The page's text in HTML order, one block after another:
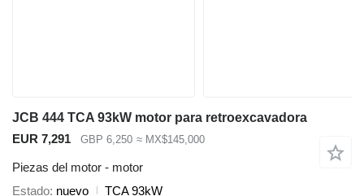
JCB 444 TCA 93kW motor para retroexcavadora
EUR 7,291
GBP 6,250 ≈ MX$145,000
Piezas del motor - motor
Estado nuevo
TCA 93kW